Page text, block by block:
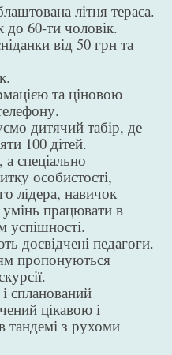
літня тераса.
60-ти чоловік.
від 50 грн та
та ціновою
дитячий табір, де
100 дітей.
спеціально
особистості,
лідера, навичок
умінь працювати в
успішності.
досвідчені педагоги.
пропонуються
спланований
цікавою і
тандемі з рухоми